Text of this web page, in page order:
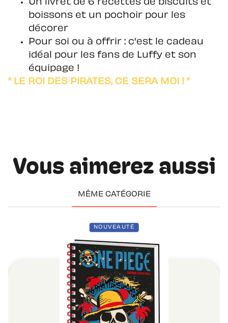
Un livret de 6 recettes de biscuits et
boissons et un pochoir pour les
décorer
Pour soi ou à offrir : c'est le cadeau
idéal pour les fans de Luffy et son
équipage !
“ LE ROI DES PIRATES, CE SERA MOI ! ”
Vous aimerez aussi
MÊME CATÉGORIE
NOUVEAUTÉ